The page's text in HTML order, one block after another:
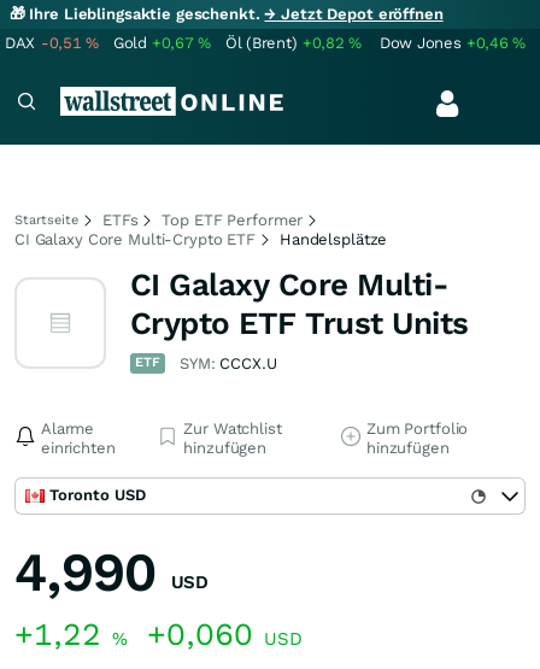
🎁 Ihre Lieblingsaktie geschenkt.→ Jetzt Depot eröffnen
DAX -0,51% Gold +0,67% Öl (Brent) +0,82% Dow Jones +0,46%
Startseite ETFs
Top ETF Performer
CI Galaxy Core Multi-Crypto ETF
Handelsplätze
CI Galaxy Core Multi-
Crypto ETF Trust Units
ETF SYM: CCCX.U
Alarme
einrichten
Zur Watchlist
hinzufügen
Zum Portfolio
hinzufügen
Toronto USD
4,990 USD
+1,22 % +0,060 USD